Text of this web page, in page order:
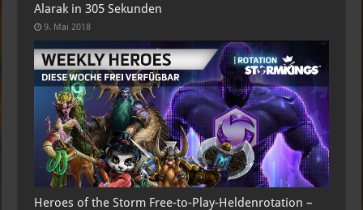
Alarak in 305 Sekunden
9. Mai 2018
Heroes of the Storm Free-to-Play-Heldenrotation –